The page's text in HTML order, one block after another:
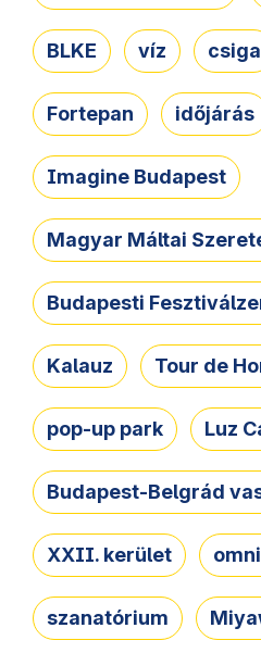
BLKE víz csiga
Fortepan időjárás
Imagine Budapest
Magyar Máltai
Budapesti
Kalauz Tour de
pop-up park Luz
Budapest-Belgrád
XXII. kerület
szanatórium